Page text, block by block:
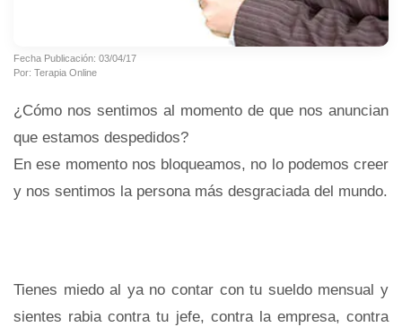
Fecha Publicación: 03/04/17
Por: Terapia Online
¿Cómo nos sentimos al momento de que nos anuncian
que estamos despedidos?
En ese momento nos bloqueamos, no lo podemos creer
y nos sentimos la persona más desgraciada del mundo.
Tienes miedo al ya no contar con tu sueldo mensual y
sientes rabia contra tu jefe, contra la empresa, contra